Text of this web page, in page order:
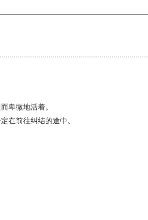
卑微地活着。
在前往纠结的途中。